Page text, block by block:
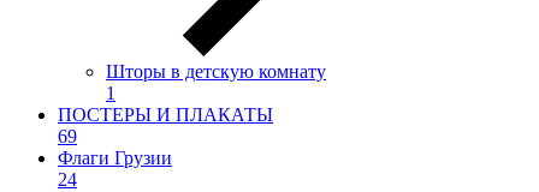
Шторы в детскую комнату
1
ПОСТЕРЫ И ПЛАКАТЫ
69
Флаги Грузии
24